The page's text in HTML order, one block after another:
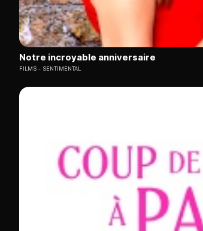
Notre incroyable anniversaire
FILMS SENTIMENTAL